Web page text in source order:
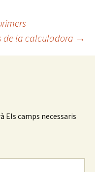
de la calculadora →
Els camps necessaris